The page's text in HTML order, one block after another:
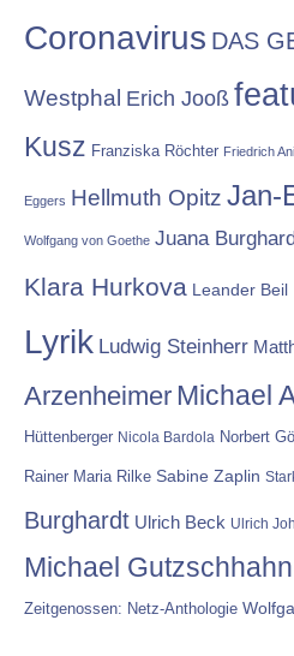
Coronavirus DAS
Westphal Erich Jooß
Kusz Franziska Röchter Friedrich Ani
Eggers Hellmuth Opitz Jan-
Wolfgang von Goethe Juana
Klara Hurkova Leander Beil
Lyrik Ludwig Steinherr
Arzenheimer Michael
Hüttenberger Nicola Bardola Norbert
Rainer Maria Rilke Sabine Zaplin
Burghardt Ulrich Beck Ulrich
Michael Gutzschhahn
Zeitgenossen: Netz-Anthologie